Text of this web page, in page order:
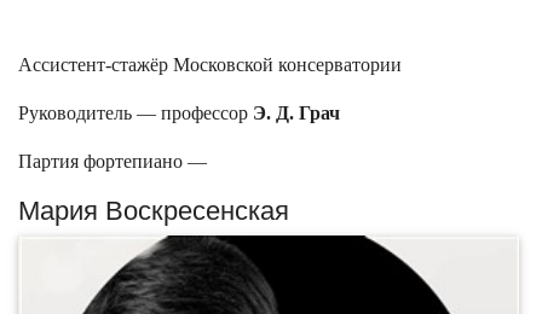
Ассистент-стажёр Московской консерватории
Руководитель — профессор Э. Д. Грач
Партия фортепиано —
Мария Воскресенская